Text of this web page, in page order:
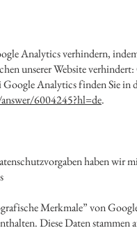
Analytics verhindern,
unserer Website
Analytics finden Sie in
6004245?hl=de.
haben wir
Merkmale” von
Diese Daten